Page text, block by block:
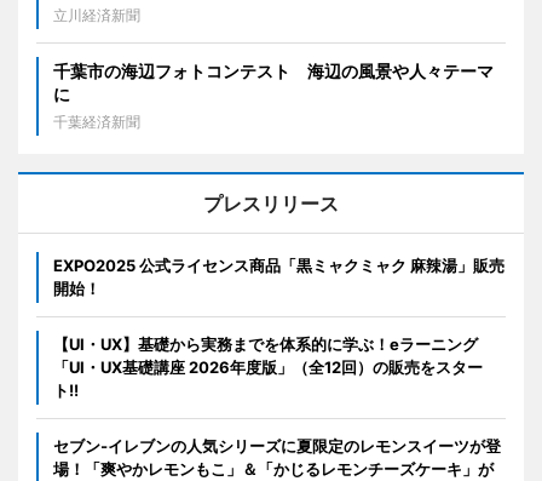
立川経済新聞
千葉市の海辺フォトコンテスト 海辺の風景や人々テーマ
に
千葉経済新聞
プレスリリース
EXPO2025 公式ライセンス商品「黒ミャクミャク 麻辣湯」販売
開始！
【UI・UX】基礎から実務までを体系的に学ぶ！eラーニング
「UI・UX基礎講座 2026年度版」（全12回）の販売をスター
ト!!
セブン‐イレブンの人気シリーズに夏限定のレモンスイーツが登
場！「爽やかレモンもこ」＆「かじるレモンチーズケーキ」が